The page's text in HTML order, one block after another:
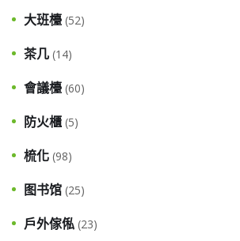
大班檯 (52)
茶几 (14)
會議檯 (60)
防火櫃 (5)
梳化 (98)
图书馆 (25)
戶外傢俬 (23)